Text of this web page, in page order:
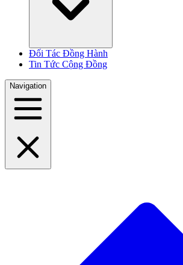
Đối Tác Đồng Hành
Tin Tức Cộng Đồng
Navigation